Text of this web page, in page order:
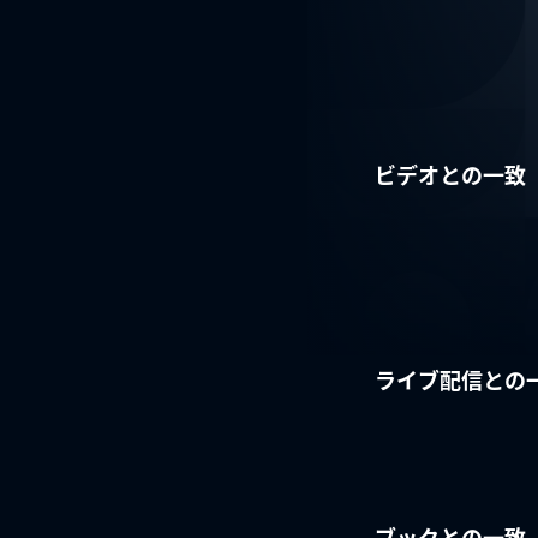
ビデオとの一致
ライブ配信との